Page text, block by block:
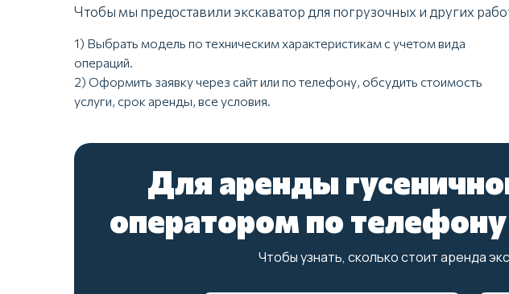
Чтобы мы предоставили экскаватор для погрузочных и других
1) Выбрать модель по техническим характеристикам с учетом вида
операций.
2) Оформить заявку через сайт или по телефону, обсудить стоимость
услуги, срок аренды, все условия.
Для аренды
оператором по телефону
Чтобы узнать, сколько стоит аренда
рейтинг